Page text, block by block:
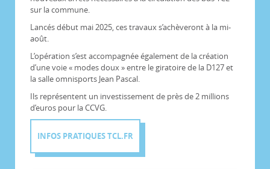
sur la commune.
Lancés début mai 2025, ces travaux s’achèveront à la mi-
août.
L’opération s’est accompagnée également de la création
d’une voie « modes doux » entre le giratoire de la D127 et
la salle omnisports Jean Pascal.
Ils représentent un investissement de près de 2 millions
d’euros pour la CCVG.
INFOS PRATIQUES TCL.FR